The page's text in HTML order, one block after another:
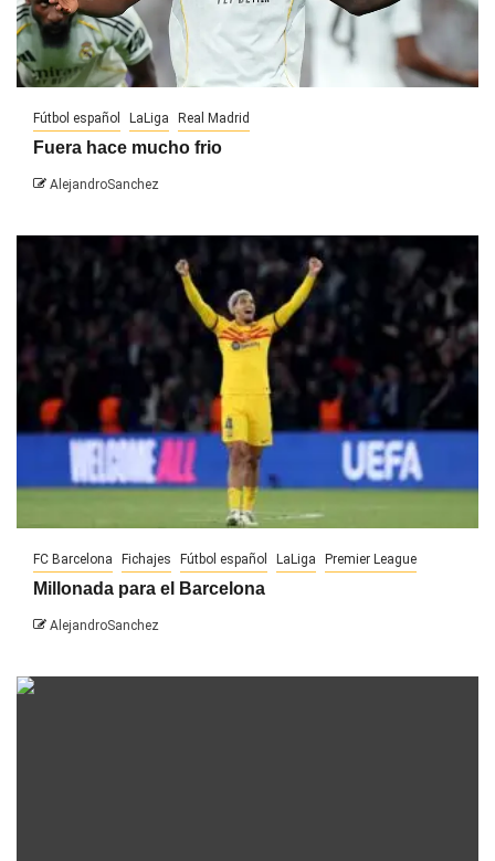
Fútbol español LaLiga Real Madrid
Fuera hace mucho frio
AlejandroSanchez
FC Barcelona Fichajes Fútbol español LaLiga Premier League
Millonada para el Barcelona
AlejandroSanchez